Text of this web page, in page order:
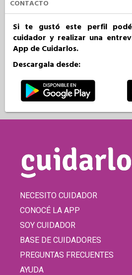
CONTACTO
Si te gustó este perfil
cuidador y realizar una
App de Cuidarlos.
Descargala desde:
NECESITO CUIDADOR
CONOCÉ LA APP
SOY CUIDADOR
BASE DE CUIDADORES
PREGUNTAS FRECUENTES
AYUDA